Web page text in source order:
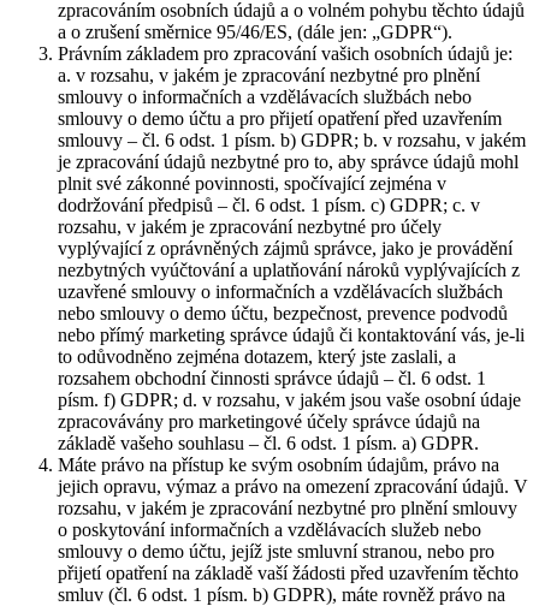
zpracováním osobních údajů a o volném pohybu těchto údajů
a o zrušení směrnice 95/46/ES, (dále jen: „GDPR“).
Právním základem pro zpracování vašich osobních údajů je:
a. v rozsahu, v jakém je zpracování nezbytné pro plnění
smlouvy o informačních a vzdělávacích službách nebo
smlouvy o demo účtu a pro přijetí opatření před uzavřením
smlouvy – čl. 6 odst. 1 písm. b) GDPR; b. v rozsahu, v jakém
je zpracování údajů nezbytné pro to, aby správce údajů mohl
plnit své zákonné povinnosti, spočívající zejména v
dodržování předpisů – čl. 6 odst. 1 písm. c) GDPR; c. v
rozsahu, v jakém je zpracování nezbytné pro účely
vyplývající z oprávněných zájmů správce, jako je provádění
nezbytných vyúčtování a uplatňování nároků vyplývajících z
uzavřené smlouvy o informačních a vzdělávacích službách
nebo smlouvy o demo účtu, bezpečnost, prevence podvodů
nebo přímý marketing správce údajů či kontaktování vás, je-li
to odůvodněno zejména dotazem, který jste zaslali, a
rozsahem obchodní činnosti správce údajů – čl. 6 odst. 1
písm. f) GDPR; d. v rozsahu, v jakém jsou vaše osobní údaje
zpracovávány pro marketingové účely správce údajů na
základě vašeho souhlasu – čl. 6 odst. 1 písm. a) GDPR.
Máte právo na přístup ke svým osobním údajům, právo na
jejich opravu, výmaz a právo na omezení zpracování údajů. V
rozsahu, v jakém je zpracování nezbytné pro plnění smlouvy
o poskytování informačních a vzdělávacích služeb nebo
smlouvy o demo účtu, jejíž jste smluvní stranou, nebo pro
přijetí opatření na základě vaší žádosti před uzavřením těchto
smluv (čl. 6 odst. 1 písm. b) GDPR), máte rovněž právo na